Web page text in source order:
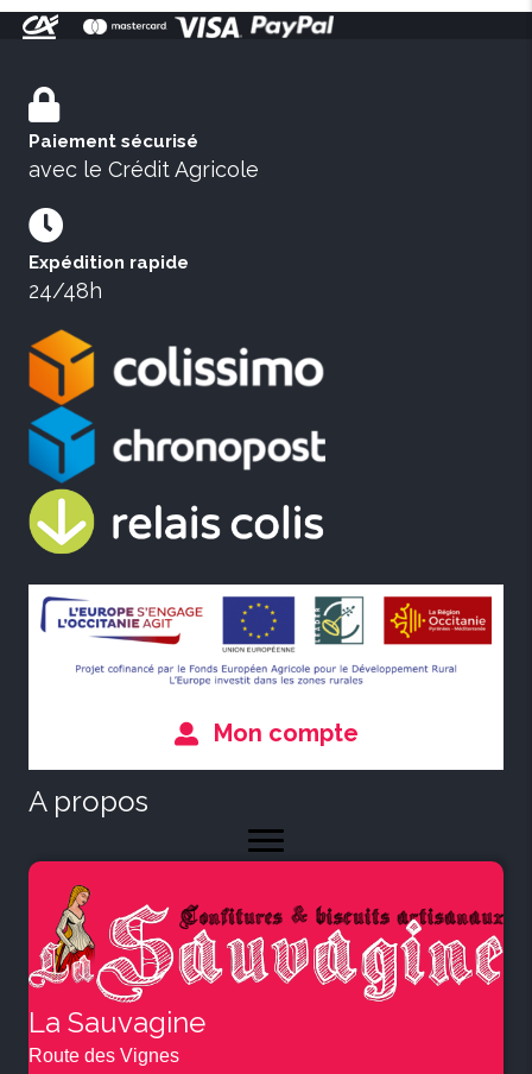
Paiement sécurisé
avec le Crédit Agricole
Expédition rapide
24/48h
Mon compte
A propos
La Sauvagine
Route des Vignes